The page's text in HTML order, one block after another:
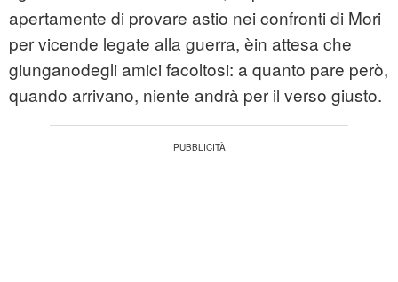
apertamente di provare astio nei confronti di Mori
per vicende legate alla guerra, èin attesa che
giunganodegli amici facoltosi: a quanto pare però,
quando arrivano, niente andrà per il verso giusto.